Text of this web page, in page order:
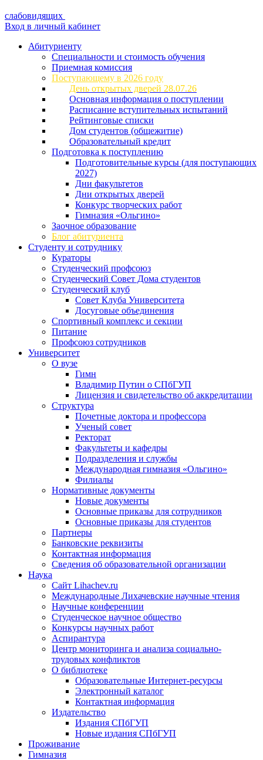
слабовидящих
Вход в личный кабинет
Абитуриенту
Специальности и стоимость обучения
Приемная комиссия
Поступающему в 2026 году
День открытых дверей 28.07.26
Основная информация о поступлении
Расписание вступительных испытаний
Рейтинговые списки
Дом студентов (общежитие)
Образовательный кредит
Подготовка к поступлению
Подготовительные курсы (для поступающих
2027)
Дни факультетов
Дни открытых дверей
Конкурс творческих работ
Гимназия «Ольгино»
Заочное образование
Блог абитуриента
Студенту и сотруднику
Кураторы
Студенческий профсоюз
Студенческий Совет Дома студентов
Студенческий клуб
Совет Клуба Университета
Досуговые объединения
Спортивный комплекс и секции
Питание
Профсоюз сотрудников
Университет
О вузе
Гимн
Владимир Путин о СПбГУП
Лицензия и свидетельство об аккредитации
Структура
Почетные доктора и профессора
Ученый совет
Ректорат
Факультеты и кафедры
Подразделения и службы
Международная гимназия «Ольгино»
Филиалы
Нормативные документы
Новые документы
Основные приказы для сотрудников
Основные приказы для студентов
Партнеры
Банковские реквизиты
Контактная информация
Сведения об образовательной организации
Наука
Сайт Lihachev.ru
Международные Лихачевские научные чтения
Научные конференции
Студенческое научное общество
Конкурсы научных работ
Аспирантура
Центр мониторинга и анализа социально-
трудовых конфликтов
О библиотеке
Образовательные Интернет-ресурсы
Электронный каталог
Контактная информация
Издательство
Издания СПбГУП
Новые издания СПбГУП
Проживание
Гимназия